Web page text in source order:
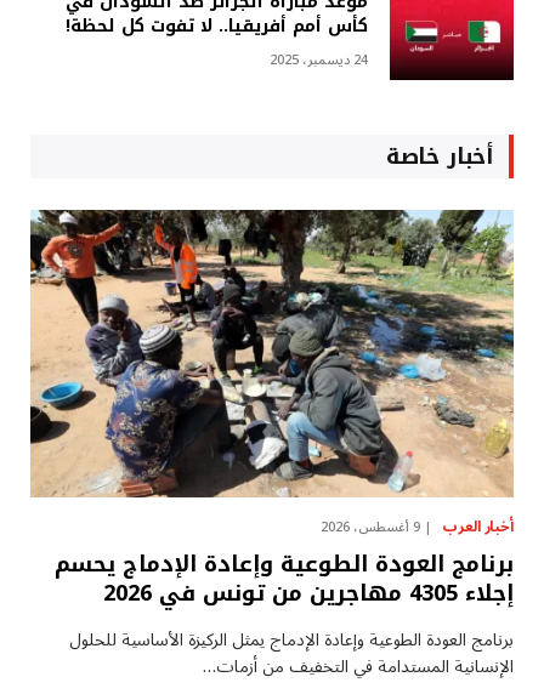
كأس أمم أفريقيا.. لا تفوت كل لحظة!
24 ديسمبر، 2025
أخبار خاصة
أخبار العرب 9 أغسطس، 2026
برنامج العودة الطوعية وإعادة الإدماج يحسم
إجلاء 4305 مهاجرين من تونس في 2026
برنامج العودة الطوعية وإعادة الإدماج يمثل الركيزة الأساسية للحلول
الإنسانية المستدامة في التخفيف من أزمات…